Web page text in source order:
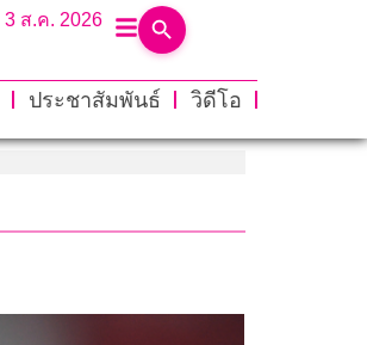
3 ส.ค. 2026
ประชาสัมพันธ์
วิดีโอ